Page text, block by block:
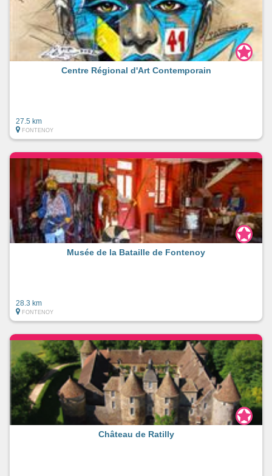
Centre Régional d'Art Contemporain
27.5 km
FONTENOY
Musée de la Bataille de Fontenoy
28.3 km
FONTENOY
Château de Ratilly